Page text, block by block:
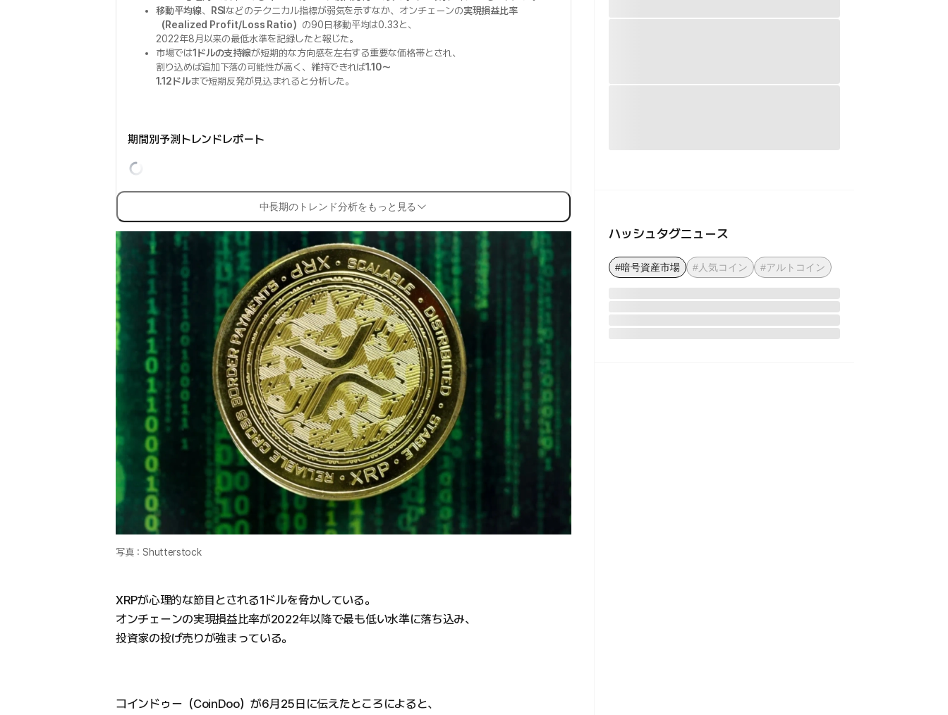
移動平均線、 RSIなどのテクニカル指標が弱気を示すなか、オンチェーンの実現損益比率
（Realized Profit/Loss Ratio） の90日移動平均は0.33と、
2022年8月以来の最低水準を記録したと報じた。
市場では1ドルの支持線が短期的な方向感を左右する重要な価格帯とされ、
割り込めば追加下落の可能性が高く、維持できれば1.10〜
1.12ドルまで短期反発が見込まれると分析した。
期間別予測トレンドレポート
中長期のトレンド分析をもっと見る
写真：Shutterstock
XRPが心理的な節目とされる1ドルを脅かしている。
オンチェーンの実現損益比率が2022年以降で最も低い水準に落ち込み、
投資家の投げ売りが強まっている。
コインドゥー（CoinDoo）が6月25日に伝えたところによると、
ハッシュタグニュース
#暗号資産市場 #人気コイン #アルトコイン